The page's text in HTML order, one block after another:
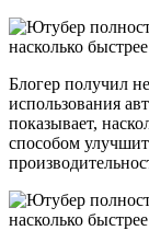
Блогер получил
использования
показывает,
способом